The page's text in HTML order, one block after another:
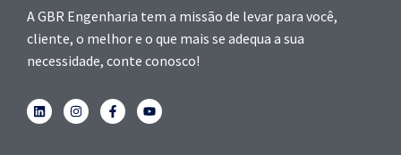
A GBR Engenharia tem a missão de levar para você,
cliente, o melhor e o que mais se adequa a sua
necessidade, conte conosco!